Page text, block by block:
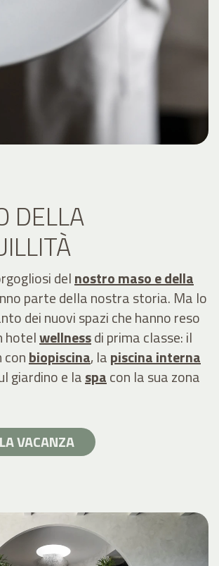
DELLA
delnostro maso e della
parte della nostra storia. Ma lo
dei nuovi spazi che hanno reso
hotelwellnessdi prima classe: il
biopiscina, lapiscina interna
giardino e laspacon la sua zona
VACANZA